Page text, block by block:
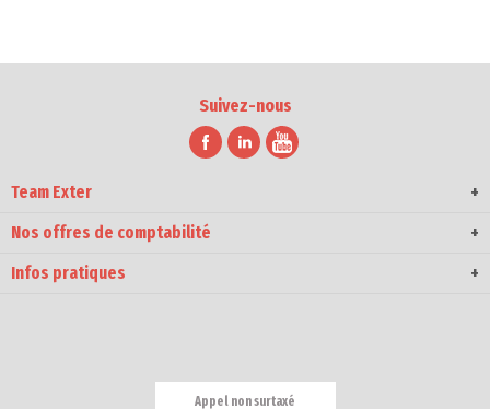
Team Exter
Suivez-nous
Nos offres de comptabilité
Infos pratiques
Appel non surtaxé